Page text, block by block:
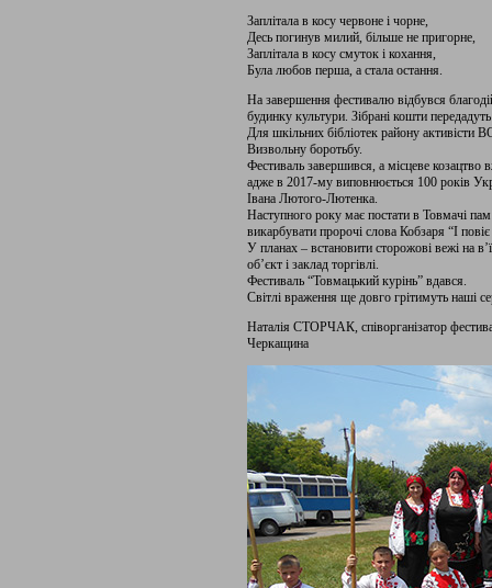
Заплітала в косу червоне і чорне,
Десь погинув милий, більше не пригорне,
Заплітала в косу смуток і кохання,
Була любов перша, а стала остання.
На завершення фестивалю відбувся
будинку культури. Зібрані кошти
Для шкільних бібліотек району
Визвольну боротьбу.
Фестиваль завершився, а місцеве
адже в 2017-му виповнюється 100 років
Івана Лютого-Лютенка.
Наступного року має постати в Товмачі
викарбувати пророчі слова Кобзаря “І
У планах – встановити сторожові вежі на
об’єкт і заклад торгівлі.
Фестиваль “Товмацький курінь” вдався.
Світлі враження ще довго грітимуть наші
Наталія СТОРЧАК, співорганізатор
Черкащина